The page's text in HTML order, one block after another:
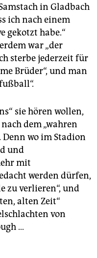
in Gladbach
ich nach einem
gekotzt habe.“
war „der
sterbe jederzeit für
Brüder“, und man
sie hören wollen,
dem „wahren
Denn wo im Stadion
und
mit
werden dürfen,
zu verlieren“, und
alten Zeit“
von
…